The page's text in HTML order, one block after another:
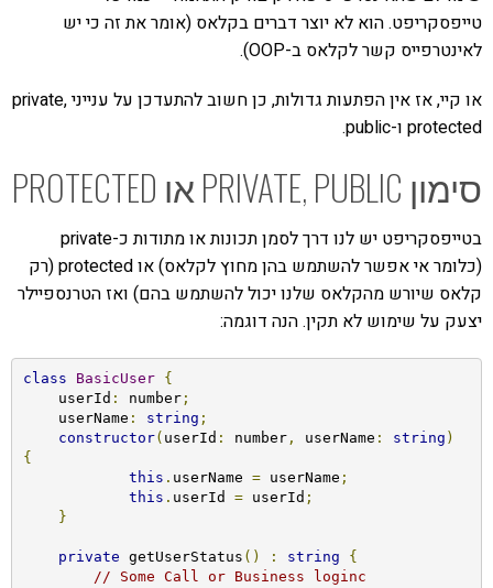
טייפסקריפט. הוא לא יוצר דברים בקלאס (אומר את זה כי יש
לאינטרפייס קשר לקלאס ב-OOP).
או קיי, אז אין הפתעות גדולות, כן חשוב להתעדכן על ענייני private,
protected ו-public.
סימון PRIVATE, PUBLIC או PROTECTED
בטייפסקריפט יש לנו דרך לסמן תכונות או מתודות כ-private
(כלומר אי אפשר להשתמש בהן מחוץ לקלאס) או protected (רק
קלאס שיורש מהקלאס שלנו יכול להשתמש בהם) ואז הטרנספיילר
יצעק על שימוש לא תקין. הנה דוגמה:
class BasicUser
{
    userId
: number;
    userName
: string ;
constructor( userId : number, userName : string )
{
this . userName = userName ;
this . userId = userId ;
}
private getUserStatus () : string
{
// Some Call or Business loginc